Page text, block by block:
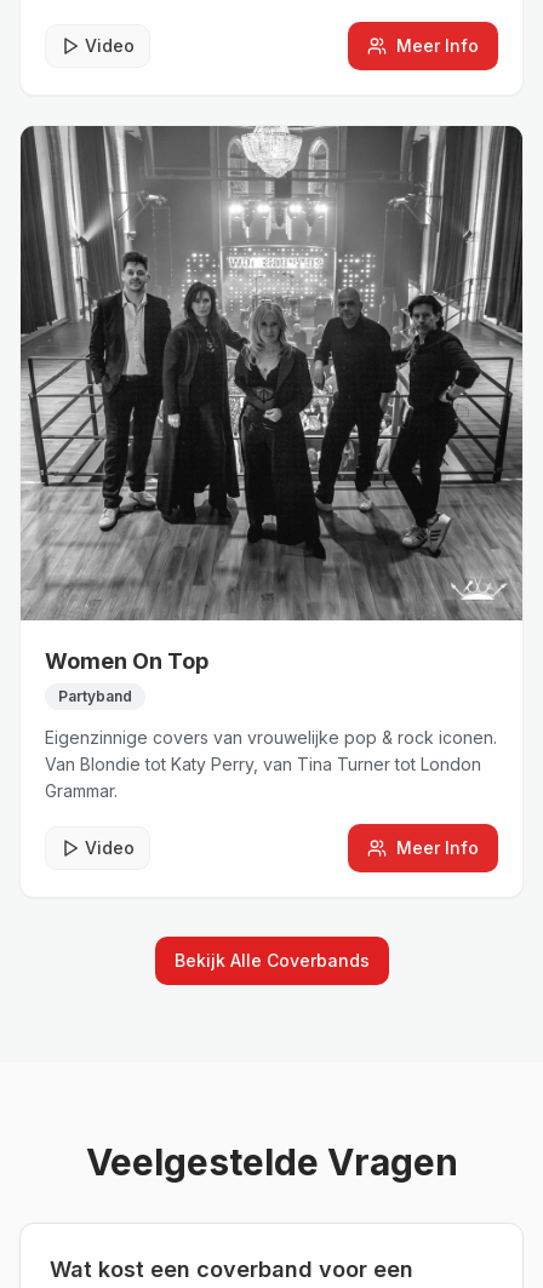
Video Meer Info
Women On Top
Partyband
Eigenzinnige covers van vrouwelijke pop & rock iconen.
Van Blondie tot Katy Perry, van Tina Turner tot London
Grammar.
Video Meer Info
Bekijk Alle Coverbands
Veelgestelde Vragen
Wat kost een coverband voor een